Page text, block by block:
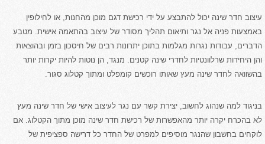
עיצוב חדר שינה יכול להתבצע על ידי רכישת דגם מוכן מהחנות, או לחילופין
באמצעות פניה אל נגר ותיאום תהליך מסודר של עיצוב בהתאמה אישית. מטבע
הדברים, עבודות נגרות מגלמות בתוכן יתרונות רבים של חיסכון בזמן ובהוצאות
והן היחידות שרלוונטיות לחדרי שינה קטנים. מנגד, הן נוטות להיות יקרות יותר
בהשוואה לחדר שינה מעץ שאותו רוכשים קומפלט ומתוך קטלוג סגור.
בניגוד למה שנהוג לחשוב, יצירת קשר עם נגר לעיצוב אישי של חדר שינה מעץ
לא בהכרח יקרה יותר מהאפשרות של רכישת חדר שינה מוכן מתוך הקטלוג. אם
לוקחים בחשבון שהנגר מוסיפים למפרט של החדר כל דרישה ספציפית של